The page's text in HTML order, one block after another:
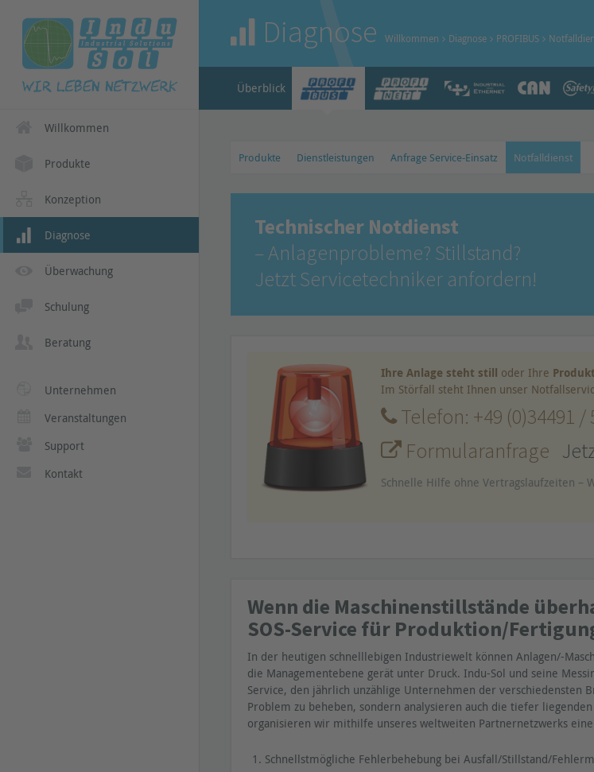
Willkommen
Produkte
Konzeption
Diagnose
Überwachung
Schulung
Beratung
Unternehmen
Veranstaltungen
Support
Kontakt
Diagnose Willkommen Diagnose PROFIBUS
Überblick
Produkte Dienstleistungen Anfrage Service-Einsatz Notfalldienst
Technischer Notdienst
– Anlagenprobleme? Stillstand?
Jetzt Servicetechniker anfordern!
Ihre Anlage steht still oder Ihre
Im Störfall steht Ihnen unser
Telefon: +49 (0)34491 /
Formularanfrage
Schnelle Hilfe ohne Vertragslaufzeiten –
Wenn die Maschinenstillstände
SOS-Service für Produktion/
In der heutigen schnelllebigen Industriewelt können Anlagen/-
die Managementebene gerät unter Druck. Indu-Sol und seine
Service, den jährlich unzählige Unternehmen der verschiedensten
Problem zu beheben, sondern analysieren auch die tiefer
organisieren wir mithilfe unseres weltweiten Partnernetzwerks
Schnellstmögliche Fehlerbehebung bei Ausfall/Stillstand/